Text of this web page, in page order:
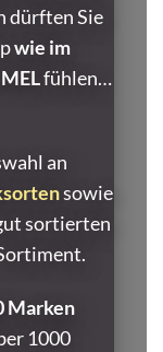
dürften Sie
wie im
fühlen…
an
sowie
sortierten
Marken
1000